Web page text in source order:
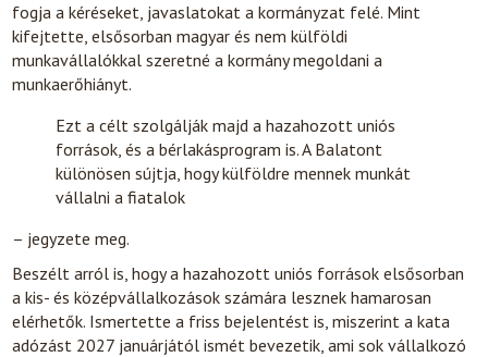
fogja a kéréseket, javaslatokat a kormányzat felé. Mint
kifejtette, elsősorban magyar és nem külföldi
munkavállalókkal szeretné a kormány megoldani a
munkaerőhiányt.
Ezt a célt szolgálják majd a hazahozott uniós
források, és a bérlakásprogram is. A Balatont
különösen sújtja, hogy külföldre mennek munkát
vállalni a fiatalok
– jegyzete meg.
Beszélt arról is, hogy a hazahozott uniós források elsősorban
a kis- és középvállalkozások számára lesznek hamarosan
elérhetők. Ismertette a friss bejelentést is, miszerint a kata
adózást 2027 januárjától ismét bevezetik, ami sok vállalkozó